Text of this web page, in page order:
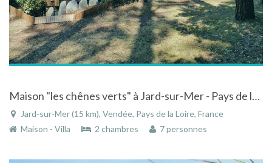
Maison "les chênes verts" à Jard-sur-Mer - Pays de la Loire - France proche de la mer
Jard-sur-Mer (15 km), Vendée, Pays de la Loire, France
Maison - Villa
2 chambres 7 personnes